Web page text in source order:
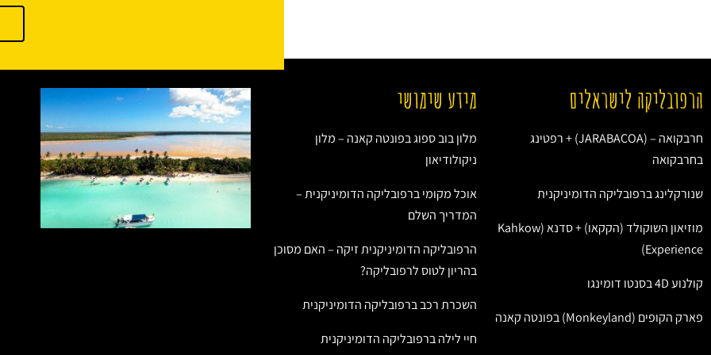
הרפובליקה לישראלים
חרבקואה – (JARABACOA) + רפטינג
בחרבקואה
שנורקלינג ברפובליקה הדומיניקנית
מוזיאון השוקולד (הקקאו) + סדנא (Kahkow
Experience)
קולנוע 4D בסנטו דומינגו
פארק הקופים (Monkeyland) בפונטה קאנה
מידע שימושי
מלון בוב ספוג בפונטה קאנה – מלון
ניקולודיאון
אוכל מקומי ברפובליקה הדומיניקנית –
המדריך השלם
הרפובליקה הדומיניקנית זיקה – האם מסוכן
בהריון לטוס לרפובליקה?
השכרת רכב ברפובליקה הדומיניקנית
חיי לילה ברפובליקה הדומיניקנית